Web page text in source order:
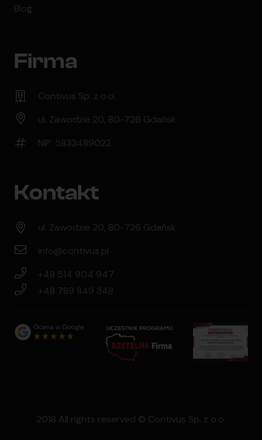
Blog
Firma
Contivus Sp. z o.o.
ul. Zawodzie 20, 80-726 Gdańsk
NIP: 5833489022
Kontakt
ul. Zawodzie 20, 80-726 Gdańsk
info@contivus.pl
+48 514 904 947
+48 789 849 348
2018 All rights reserved © Contivus Sp. z o.o.